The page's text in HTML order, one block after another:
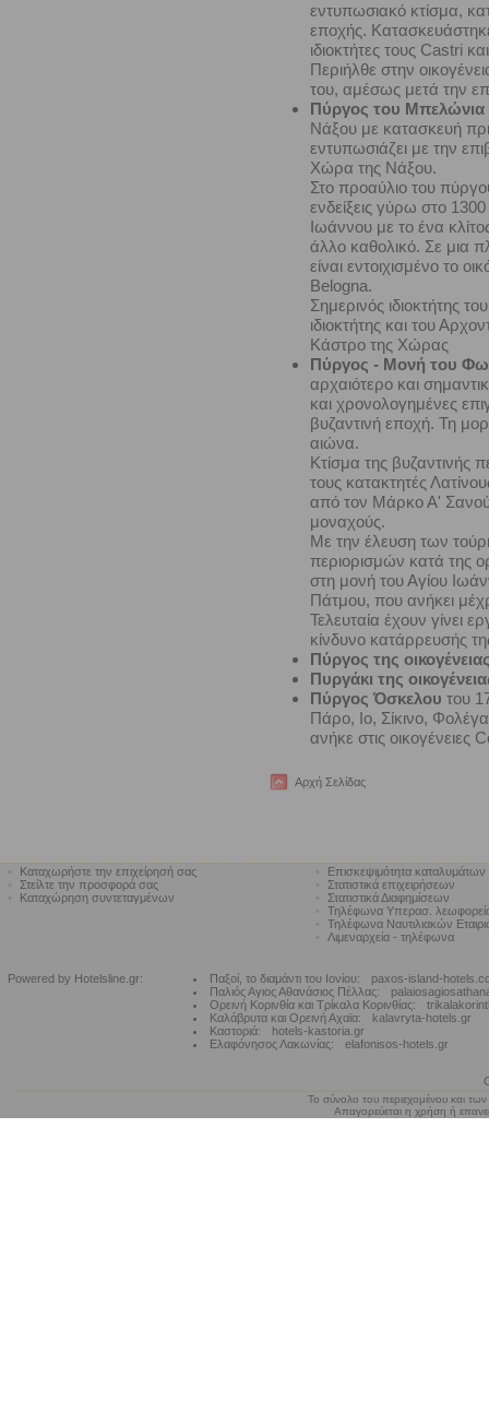
εντυπωσιακό κτίσμα,
εποχής.
ιδιοκτήτες τους Castri
Περιήλθε στην
του, αμέσως μετά την
Πύργος του Μπελώνια
Νάξου με κατασκευή
εντυπωσιάζει με την
Χώρα της Νάξου.
Στο προαύλιο του
ενδείξεις γύρω στο 1300
Ιωάννου με το ένα
άλλο καθολικό. Σε μια
είναι εντοιχισμένο το
Belogna.
Σημερινός ιδιοκτήτης
ιδιοκτήτης και του
Κάστρο της Χώρας
Πύργος - Μονή του
αρχαιότερο και
και χρονολογημένες
βυζαντινή εποχή. Τη
αιώνα.
Κτίσμα της βυζαντινής
τους κατακτητές
από τον Μάρκο Α'
μοναχούς.
Με την έλευση των
περιορισμών κατά της
στη μονή του Αγίου
Πάτμου, που ανήκει
Τελευταία έχουν γίνει
κίνδυνο κατάρρευσής
Πύργος της
Πυργάκι της
Πύργος Όσκελου του
Πάρο, Ιο, Σίκινο,
ανήκε στις οικογένειες
Αρχή Σελίδας
Καταχωρήστε την επιχείρησή σας
Στείλτε την προσφορά σας
Καταχώρηση συντεταγμένων
Επισκεψιμότητα καταλυμάτων
Στατιστικά επιχειρήσεων
Στατιστικά Διαφημίσεων
Τηλέφωνα Υπερασ.
Τηλέφωνα Ναυτιλιακών
Λιμεναρχεία - τηλέφωνα
Powered by Hotelsline.gr: Παξοί, το διαμάντι του Ιονίου:
paxos-island-
Παλιός Αγιος Αθανάσιος Πέλλας:
Ορεινή Κορινθία και Τρίκαλα Κορινθίας:
Καλάβρυτα και Ορεινή Αχαϊα:
kalavryta-hotels.gr
Καστοριά:
hotels-kastoria.gr
Ελαφόνησος Λακωνίας:
elafonisos-hotels.gr
Το σύνολο του περιεχομένου και
Απαγορεύεται η χρήση ή